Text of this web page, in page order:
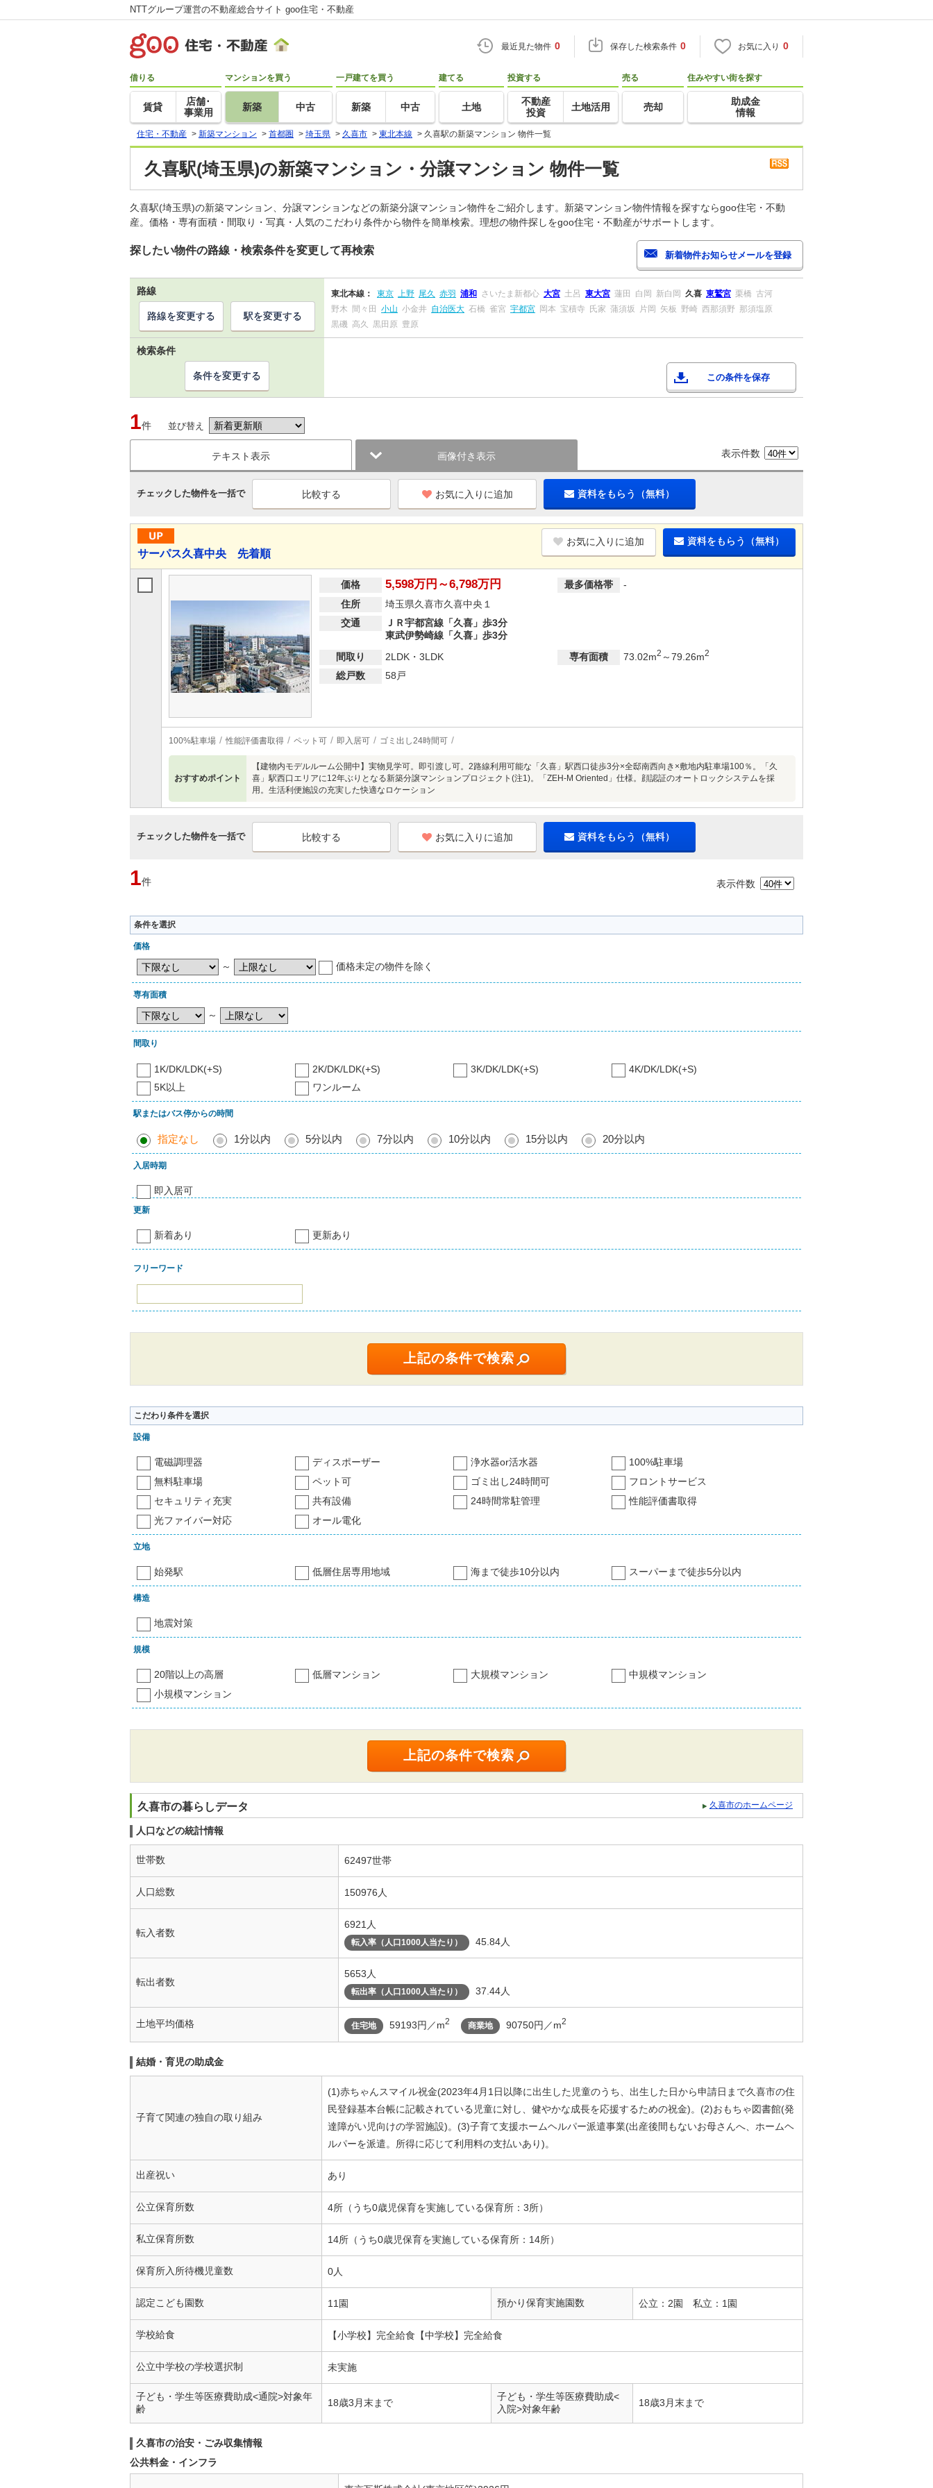
NTTグループ運営の不動産総合サイト goo住宅・不動産
最近見た物件 0 保存した検索条件 0 お気に入り 0
借りる
賃貸
店舗･
事業用
マンションを買う
新築 中古
一戸建てを買う
新築 中古
建てる
土地
投資する
不動産
投資
土地活用
売る
売却
住みやすい街を探す
助成金
情報
住宅・不動産 > 新築マンション > 首都圏 > 埼玉県 > 久喜市 > 東北本線 > 久喜駅の新築マンション 物件一覧
久喜駅(埼玉県)の新築マンション・分譲マンション 物件一覧
久喜駅(埼玉県)の新築マンション、分譲マンションなどの新築分譲マンション物件をご紹介します。新築マンション物件情報を探すならgoo住宅・不動
産。価格・専有面積・間取り・写真・人気のこだわり条件から物件を簡単検索。理想の物件探しをgoo住宅・不動産がサポートします。
探したい物件の路線・検索条件を変更して再検索
路線 東北本線： 東京 上野 尾久 赤羽 浦和 さいたま新都心 大宮 土呂 東大宮 蓮田 白岡 新白岡 久喜 東鷲宮 栗橋 古河
野木
間々田 小山 小金井 自治医大 石橋 雀宮 宇都宮 岡本 宝積寺 氏家 蒲須坂 片岡 矢板 野崎 西那須野 那須塩原
黒磯 高久 黒田原 豊原
路線を変更する 駅を変更する
検索条件
この条件を保存
条件を変更する
1件 並び替え
テキスト表示 画像付き表示 表示件数
チェックした物件を一括で お気に入りに追加 資料をもらう（無料）
サーパス久喜中央 先着順
お気に入りに追加 資料をもらう（無料）
価格 5,598万円～6,798万円 最多価格帯
-
住所
埼玉県久喜市久喜中央１
交通
ＪＲ宇都宮線「久喜」歩3分
東武伊勢崎線「久喜」歩3分
間取り
2LDK・3LDK 専有面積 73.02m2 ～79.26m2
総戸数 58戸
100%駐車場 性能評価書取得 ペット可 即入居可 ゴミ出し24時間可
おすすめポイント
【建物内モデルルーム公開中】実物見学可。即引渡し可。2路線利用可能な「久喜」駅西口徒歩3分×全邸南西向き×敷地内駐車場100％。「久
喜」駅西口エリアに12年ぶりとなる新築分譲マンションプロジェクト(注1)。「ZEH-M Oriented」仕様。顔認証のオートロックシステムを採
用。生活利便施設の充実した快適なロケーション
チェックした物件を一括で お気に入りに追加 資料をもらう（無料）
1件 表示件数
条件を選択
価格
～ 価格未定の物件を除く
専有面積
～
間取り
1K/DK/LDK(+S) 2K/DK/LDK(+S) 3K/DK/LDK(+S)
4K/DK/LDK(+S)
5K以上
ワンルーム
駅またはバス停からの時間
指定なし 1分以内 5分以内 7分以内 10分以内 15分以内 20分以内
入居時期
即入居可
更新
新着あり 更新あり
フリーワード
こだわり条件を選択
設備
電磁調理器 ディスポーザー 浄水器or活水器
100%駐車場
無料駐車場
ペット可 ゴミ出し24時間可
フロントサービス
セキュリティ充実
共有設備 24時間常駐管理
性能評価書取得
光ファイバー対応
オール電化
立地
始発駅 低層住居専用地域 海まで徒歩10分以内 スーパーまで徒歩5分以内
構造
地震対策
規模
20階以上の高層 低層マンション 大規模マンション
中規模マンション
小規模マンション
久喜市の暮らしデータ 久喜市のホームページ
人口などの統計情報
世帯数 62497世帯
人口総数 150976人
転入者数
6921人
転入率（人口1000人当たり） 45.84人
転出者数
5653人
転出率（人口1000人当たり） 37.44人
土地平均価格 住宅地 59193円／m2 商業地 90750円／m2
結婚・育児の助成金
子育て関連の独自の取り組み
(1)赤ちゃんスマイル祝金(2023年4月1日以降に出生した児童のうち、出生した日から申請日まで久喜市の住
民登録基本台帳に記載されている児童に対し、健やかな成長を応援するための祝金)。(2)おもちゃ図書館(発
達障がい児向けの学習施設)。(3)子育て支援ホームヘルパー派遣事業(出産後間もないお母さんへ、ホームヘ
ルパーを派遣。所得に応じて利用料の支払いあり)。
出産祝い あり
公立保育所数 4所（うち0歳児保育を実施している保育所：3所）
私立保育所数 14所（うち0歳児保育を実施している保育所：14所）
保育所入所待機児童数 0人
認定こども園数 11園 預かり保育実施園数 公立：2園 私立：1園
学校給食 【小学校】完全給食【中学校】完全給食
公立中学校の学校選択制 未実施
子ども・学生等医療費助成<通院>対象年
齢
18歳3月末まで
子ども・学生等医療費助成<
入院>対象年齢
18歳3月末まで
久喜市の治安・ごみ収集情報
公共料金・インフラ